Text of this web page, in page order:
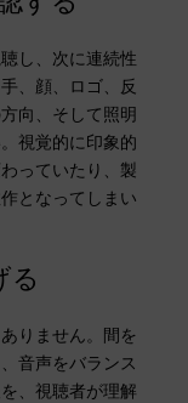
し、次に連続性
、顔、ロゴ、反
向、そして照明
視覚的に印象的
っていたり、製
となってしまい
る
りません。間を
音声をバランス
、視聴者が理解